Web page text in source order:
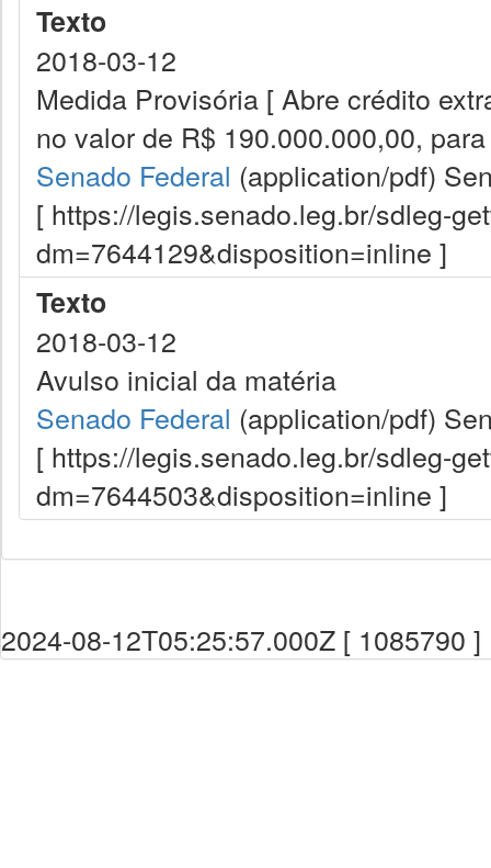
Texto
2018-03-12
Medida Provisória [ Abre crédito
no valor de R$ 190.000.000,00,
Senado Federal (application/pdf)
[ https://legis.senado.leg.br/sdleg-
dm=7644129&disposition=inline ]
Texto
2018-03-12
Avulso inicial da matéria
Senado Federal (application/pdf)
[ https://legis.senado.leg.br/sdleg-
dm=7644503&disposition=inline ]
2024-08-12T05:25:57.000Z [ 1085790 ]